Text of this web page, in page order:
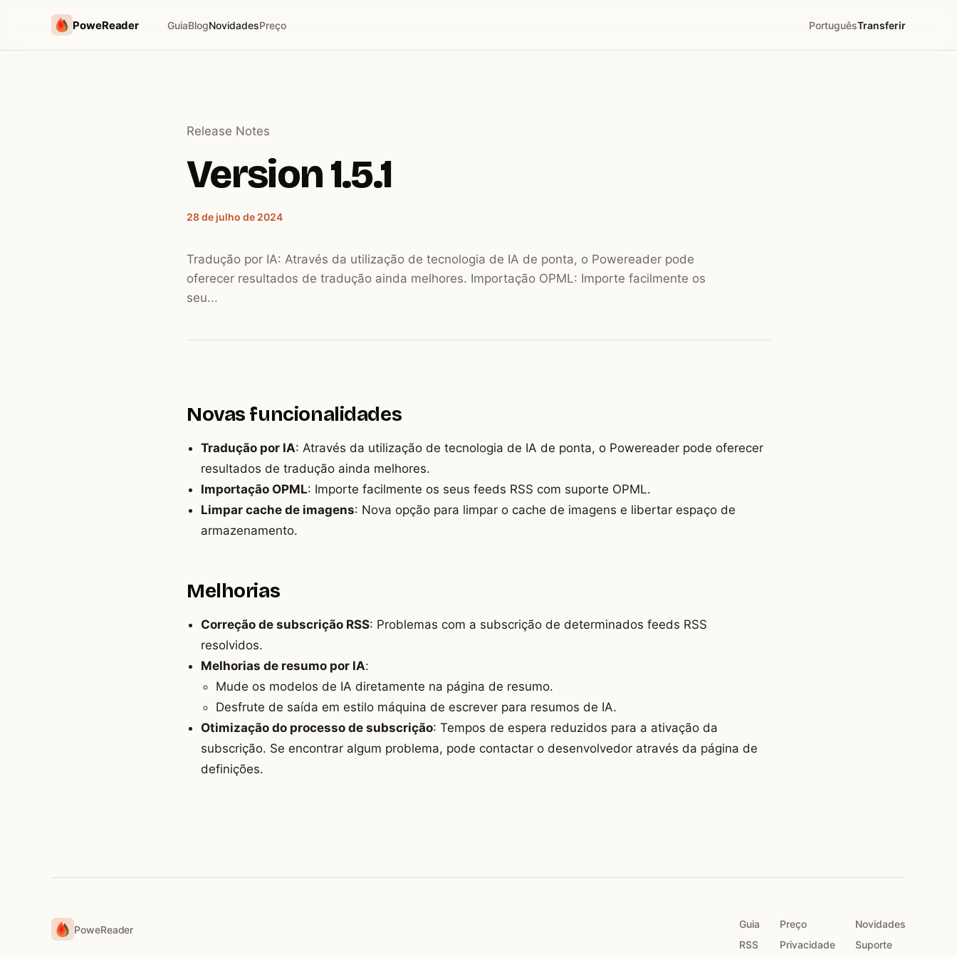
PoweReader GuiaBlogNovidadesPreço PortuguêsTransferir
Release Notes
Version 1.5.1
28 de julho de 2024
Tradução por IA: Através da utilização de tecnologia de IA de ponta, o Powereader pode
oferecer resultados de tradução ainda melhores. Importação OPML: Importe facilmente os
seu...
Novas funcionalidades
Tradução por IA: Através da utilização de tecnologia de IA de ponta, o Powereader pode oferecer
resultados de tradução ainda melhores.
Importação OPML: Importe facilmente os seus feeds RSS com suporte OPML.
Limpar cache de imagens: Nova opção para limpar o cache de imagens e libertar espaço de
armazenamento.
Melhorias
Correção de subscrição RSS: Problemas com a subscrição de determinados feeds RSS
resolvidos.
Melhorias de resumo por IA:
Mude os modelos de IA diretamente na página de resumo.
Desfrute de saída em estilo máquina de escrever para resumos de IA.
Otimização do processo de subscrição: Tempos de espera reduzidos para a ativação da
subscrição. Se encontrar algum problema, pode contactar o desenvolvedor através da página de
definições.
PoweReader Guia Preço
Novidades
RSS
Privacidade Suporte